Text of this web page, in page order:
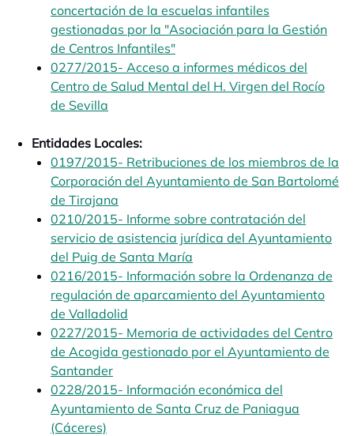
concertación de la escuelas infantiles
gestionadas por la "Asociación para la Gestión
de Centros Infantiles"
0277/2015- Acceso a informes médicos del
Centro de Salud Mental del H. Virgen del Rocío
de Sevilla
Entidades Locales:
0197/2015- Retribuciones de los miembros de la
Corporación del Ayuntamiento de San Bartolomé
de Tirajana
0210/2015- Informe sobre contratación del
servicio de asistencia jurídica del Ayuntamiento
del Puig de Santa María
0216/2015- Información sobre la Ordenanza de
regulación de aparcamiento del Ayuntamiento
de Valladolid
0227/2015- Memoria de actividades del Centro
de Acogida gestionado por el Ayuntamiento de
Santander
0228/2015- Información económica del
Ayuntamiento de Santa Cruz de Paniagua
(Cáceres)